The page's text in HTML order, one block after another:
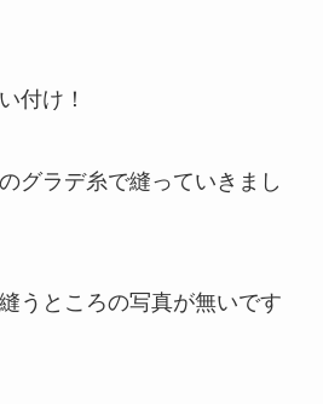
付け！
グラデ糸で縫っていきまし
うところの写真が無いです